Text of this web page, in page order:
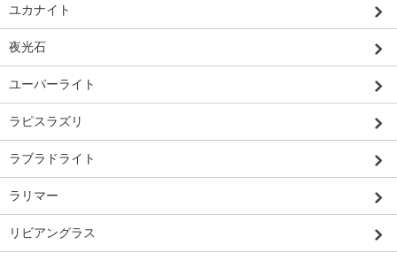
ユカナイト
夜光石
ユーパーライト
ラピスラズリ
ラブラドライト
ラリマー
リビアングラス